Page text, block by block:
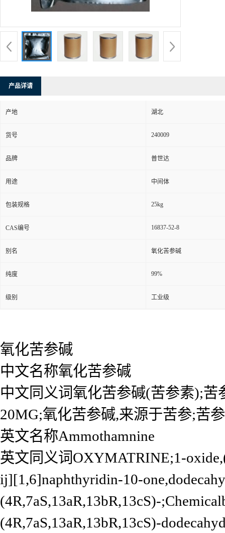
产品详请
产地 湖北
货号 240009
品牌 普世达
用途 中间体
包装规格 25kg
CAS编号 16837-52-8
别名 氧化苦参碱
纯度 99%
级别 工业级
氧化苦参碱
中文名称氧化苦参碱
中文同义词氧化苦参碱(苦参素);
20MG;氧化苦参碱,来源于苦参;苦
英文名称Ammothamnine
英文同义词OXYMATRINE;1-
ij][1,6]naphthyridin-10-
(4R,7aS,13aR,13bR,13cS)-
(4R,7aS,13aR,13bR,13cS)-